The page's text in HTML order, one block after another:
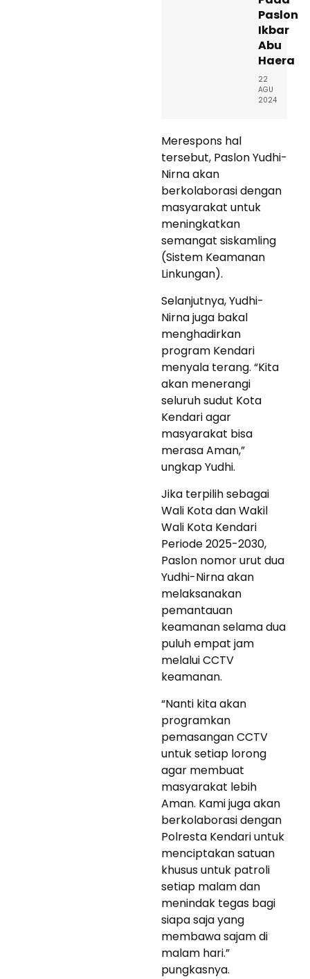
Paslon
Ikbar
Abu
Haera
22
AGU
2024
Merespons hal
tersebut, Paslon Yudhi-
Nirna akan
berkolaborasi dengan
masyarakat untuk
meningkatkan
semangat siskamling
(Sistem Keamanan
Linkungan).
Selanjutnya, Yudhi-
Nirna juga bakal
menghadirkan
program Kendari
menyala terang. “Kita
akan menerangi
seluruh sudut Kota
Kendari agar
masyarakat bisa
merasa Aman,”
ungkap Yudhi.
Jika terpilih sebagai
Wali Kota dan Wakil
Wali Kota Kendari
Periode 2025-2030,
Paslon nomor urut dua
Yudhi-Nirna akan
melaksanakan
pemantauan
keamanan selama dua
puluh empat jam
melalui CCTV
keamanan.
“Nanti kita akan
programkan
pemasangan CCTV
untuk setiap lorong
agar membuat
masyarakat lebih
Aman. Kami juga akan
berkolaborasi dengan
Polresta Kendari untuk
menciptakan satuan
khusus untuk patroli
setiap malam dan
menindak tegas bagi
siapa saja yang
membawa sajam di
malam hari.”
pungkasnya.